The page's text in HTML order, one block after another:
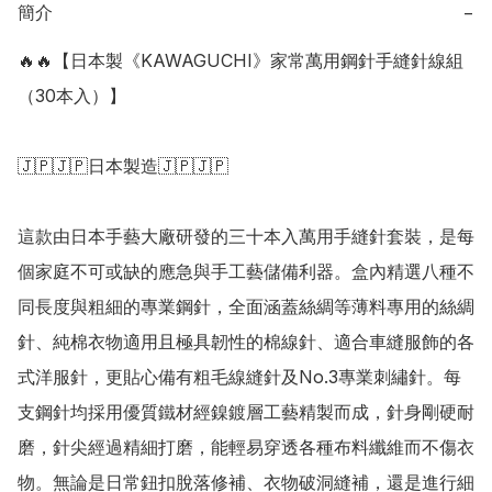
簡介 −
🔥🔥【日本製《KAWAGUCHI》家常萬用鋼針手縫針線組
（30本入）】
🇯🇵🇯🇵日本製造🇯🇵🇯🇵
這款由日本手藝大廠研發的三十本入萬用手縫針套裝，是每
個家庭不可或缺的應急與手工藝儲備利器。盒內精選八種不
同長度與粗細的專業鋼針，全面涵蓋絲綢等薄料專用的絲綢
針、純棉衣物適用且極具韌性的棉線針、適合車縫服飾的各
式洋服針，更貼心備有粗毛線縫針及No.3專業刺繡針。每
支鋼針均採用優質鐵材經鎳鍍層工藝精製而成，針身剛硬耐
磨，針尖經過精細打磨，能輕易穿透各種布料纖維而不傷衣
物。無論是日常鈕扣脫落修補、衣物破洞縫補，還是進行細